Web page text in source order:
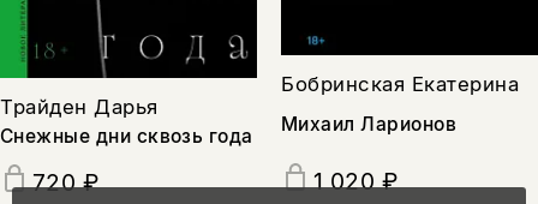
Трайден Дарья
Снежные дни сквозь года
720 ₽
Бобринская Екатерина
Михаил Ларионов
1 020 ₽